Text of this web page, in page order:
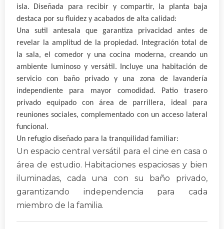
isla. Diseñada para recibir y compartir, la planta baja
destaca por su fluidez y acabados de alta calidad:
Una sutil antesala que garantiza privacidad antes de
revelar la amplitud de la propiedad. Integración total de
la sala, el comedor y una cocina moderna, creando un
ambiente luminoso y versátil. Incluye una habitación de
servicio con baño privado y una zona de lavandería
independiente para mayor comodidad.
Patio trasero
privado equipado con área de parrillera, ideal para
reuniones sociales, complementado con un acceso lateral
funcional.
Un refugio diseñado para la tranquilidad familiar:
Un espacio central versátil para el cine en casa o
área de estudio. Habitaciones espaciosas y bien
iluminadas, cada una con su baño privado,
garantizando independencia para cada
miembro de la familia.